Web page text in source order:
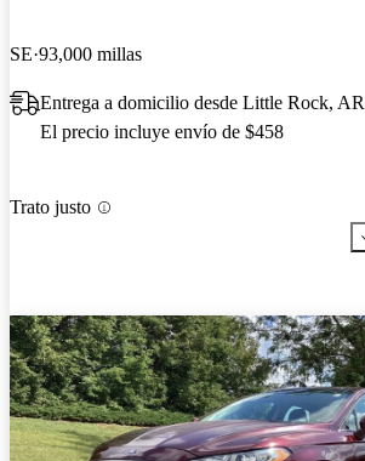
SE 93,000 millas
Entrega a domicilio desde Little Rock, AR
El precio incluye envío de $458
Trato justo